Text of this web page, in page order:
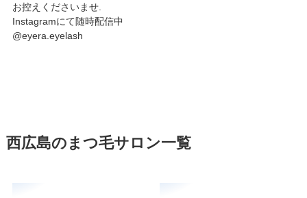
お控えくださいませ.
Instagramにて随時配信中
@eyera.eyelash
西広島のまつ毛サロン一覧